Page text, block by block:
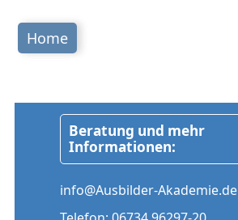
Home
Beratung und mehr
Informationen:
info@Ausbilder-Akademie.de